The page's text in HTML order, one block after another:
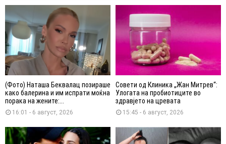
(Фото) Наташа Беквалац позираше
како балерина и им испрати моќна
порака на жените:...
16:01 - 6 август, 2026
Совети од Клиника „Жан Митрев“:
Улогата на пробиотиците во
здравјето на цревата
15:45 - 6 август, 2026